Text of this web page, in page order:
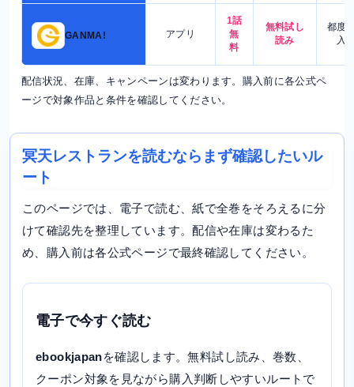
GANMA! アプリ
1話
無
料
無料試し
読み
都度
入
配信状況、在庫、キャンペーンは変わります。購入前に各公式ペ
ージで対象作品と条件を確認してください。
冥天レストランを読むならまず確認したいル
ート
このページでは、電子で読む、紙で全巻をそろえるに分
けて確認先を整理しています。配信や在庫は変わるた
め、購入前は各公式ページで最終確認してください。
電子で今すぐ読む
ebookjapanを確認します。無料試し読み、巻数、
クーポン対象を見ながら購入判断しやすいルートで